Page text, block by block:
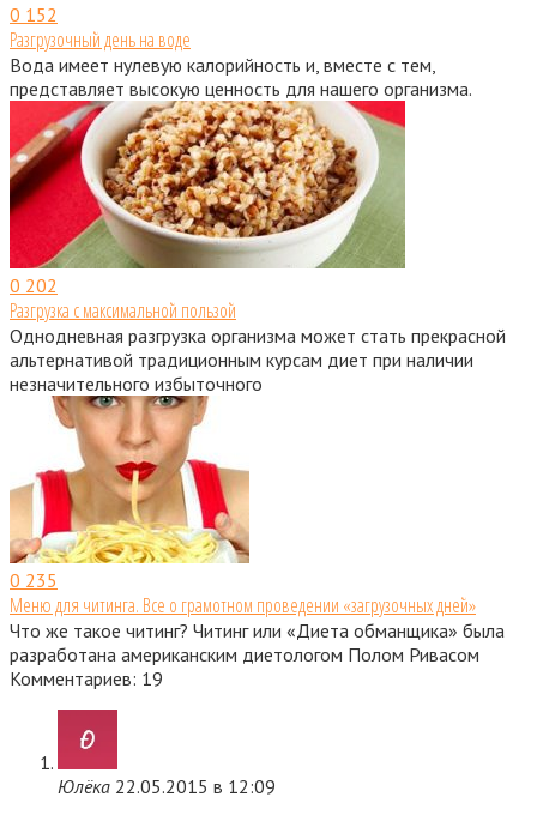
0 152
Разгрузочный день на воде
Вода имеет нулевую калорийность и, вместе с тем,
представляет высокую ценность для нашего организма.
0 202
Разгрузка с максимальной пользой
Однодневная разгрузка организма может стать прекрасной
альтернативой традиционным курсам диет при наличии
незначительного избыточного
0 235
Меню для читинга. Все о грамотном проведении «загрузочных дней»
Что же такое читинг? Читинг или «Диета обманщика» была
разработана американским диетологом Полом Ривасом
Комментариев: 19
Юлёка 22.05.2015 в 12:09